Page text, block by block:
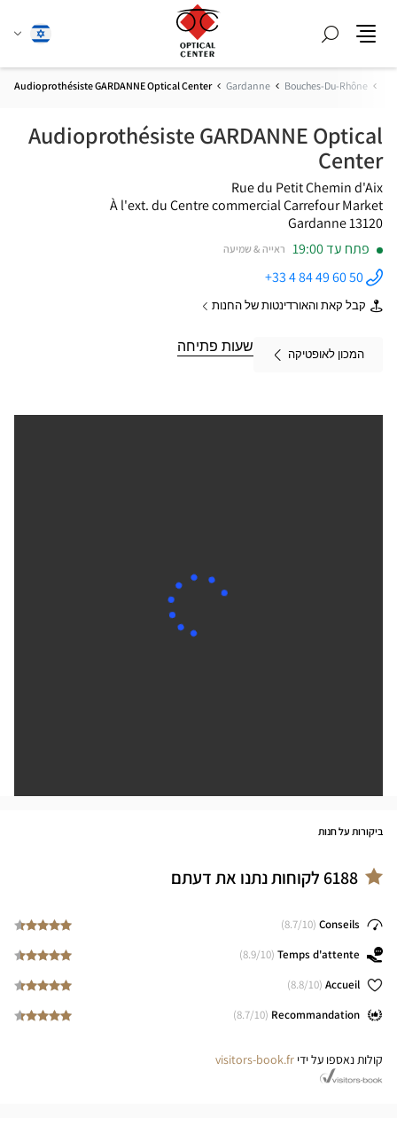
חפש
שנהעברית
Bouches-Du-Rhône
Gardanne
Audioprothésiste GARDANNE Optical Center
Audioprothésiste GARDANNE Optical
Center
Rue du Petit Chemin d'Aix
À l'ext. du Centre commercial Carrefour Market
13120 Gardanne
פתח עד 19:00
ראייה & שמיעה
התקשר
לחנות
Audioprothésiste
Center ב
+33 4 84 49 60 50
קבל קאת והאורדינטות של החנות של
Optical
המכון לאופטיקה
שעות פתיחה
ביקורות על חנות
6188 לקוחות נתנו את דעתם
Conseils
(
8.7/10)
Temps d'attente
(
8.9/10)
Accueil
(
8.8/10)
Recommandation
(
8.7/10)
קולות נאספו על ידי visitors-book.fr